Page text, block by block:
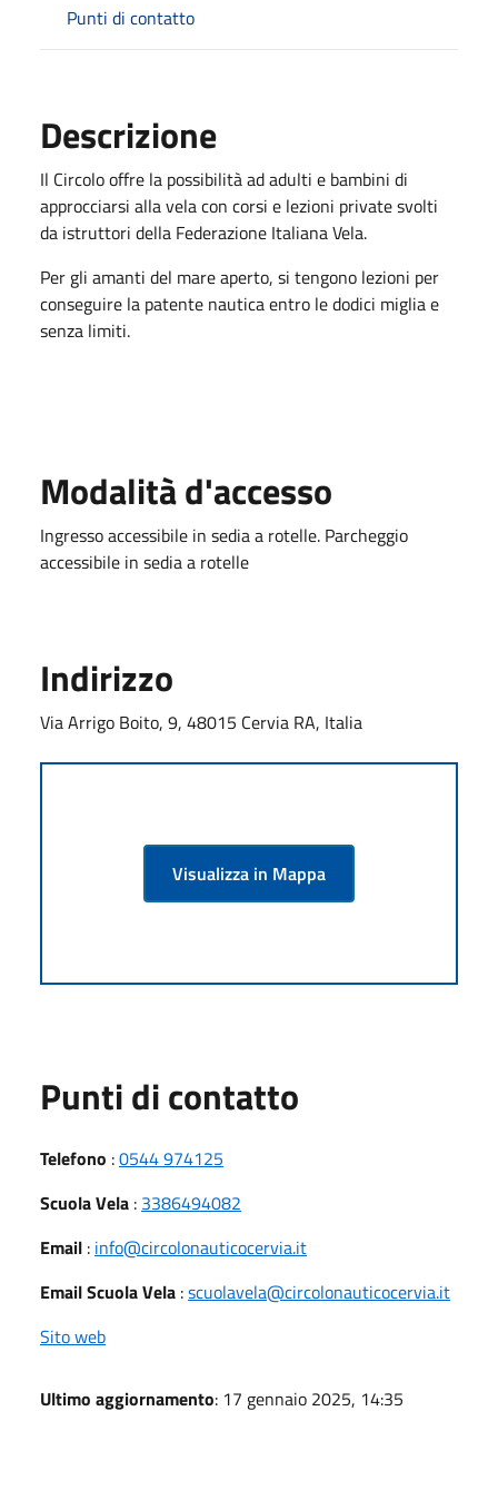
Punti di contatto
Descrizione
Il Circolo offre la possibilità ad adulti e bambini di
approcciarsi alla vela con corsi e lezioni private svolti
da istruttori della Federazione Italiana Vela.
Per gli amanti del mare aperto, si tengono lezioni per
conseguire la patente nautica entro le dodici miglia e
senza limiti.
Modalità d'accesso
Ingresso accessibile in sedia a rotelle. Parcheggio
accessibile in sedia a rotelle
Indirizzo
Via Arrigo Boito, 9, 48015 Cervia RA, Italia
Visualizza in Mappa
Punti di contatto
Telefono :0544 974125
Scuola Vela : 3386494082
Email : info@circolonauticocervia.it
Email Scuola Vela :scuolavela@circolonauticocervia.it
Sito web
Ultimo aggiornamento: 17 gennaio 2025, 14:35